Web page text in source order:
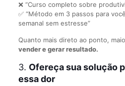
❌ “Curso completo sobre
✅ “Método em 3 passos para
semanal sem estresse”
Quanto mais direto ao ponto,
vender e gerar resultado.
3. Ofereça sua solução
essa dor